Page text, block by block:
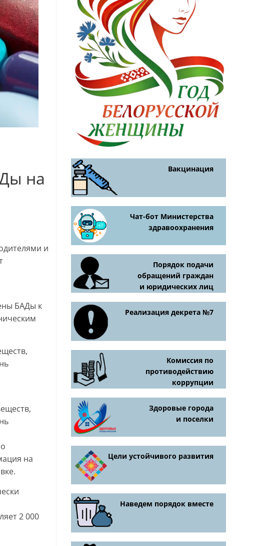
на
и
БАДы к
на
2 000
Вакцинация
Чат-бот Министерства
здравоохранения
Порядок подачи
обращений граждан
и юридических лиц
Реализация декрета №7
Комиссия по
противодействию
коррупции
Здоровые города
и поселки
Цели устойчивого развития
Наведем порядок вместе